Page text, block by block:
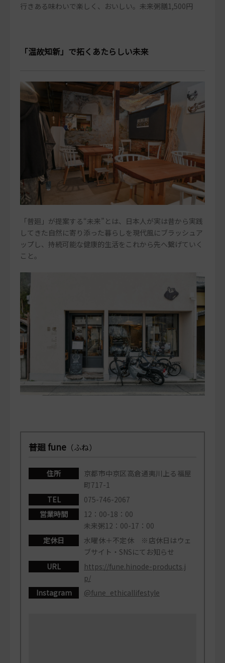
行きある味わいで楽しく、おいしい。未来粥膳1,500円
「温故知新」で拓くあたらしい未来
「普廻」が提案する“未来”とは、日本人が実は昔から実践
してきた自然に寄り添った暮らしを現代風にブラッシュア
ップし、持続可能な健康的生活をこれから先へ繋げていく
こと。
普廻 fune （ふね）
住所
京都市中京区高倉通夷川上る福屋
町717-1
TEL
075-746-2067
営業時間
12：00-18：00
未来粥12：00-17：00
定休日
水曜休＋不定休 ※店休日はウェ
ブサイト・SNSにてお知らせ
URL
https://fune.hinode-products.j
p/
Instagram
@fune_ethicallifestyle